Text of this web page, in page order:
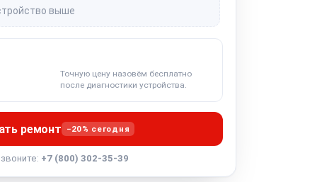
выше
Точную цену назовём бесплатно
после диагностики устройства.
ремонт −20% сегодня
+7 (800) 302-35-39